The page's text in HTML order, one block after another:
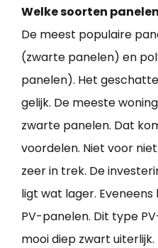
Welke soorten
De meest populaire
(zwarte panelen) en
panelen). Het
gelijk. De meeste
zwarte panelen. Dat
voordelen. Niet voor
zeer in trek. De
ligt wat lager.
PV-panelen. Dit type
mooi diep zwart